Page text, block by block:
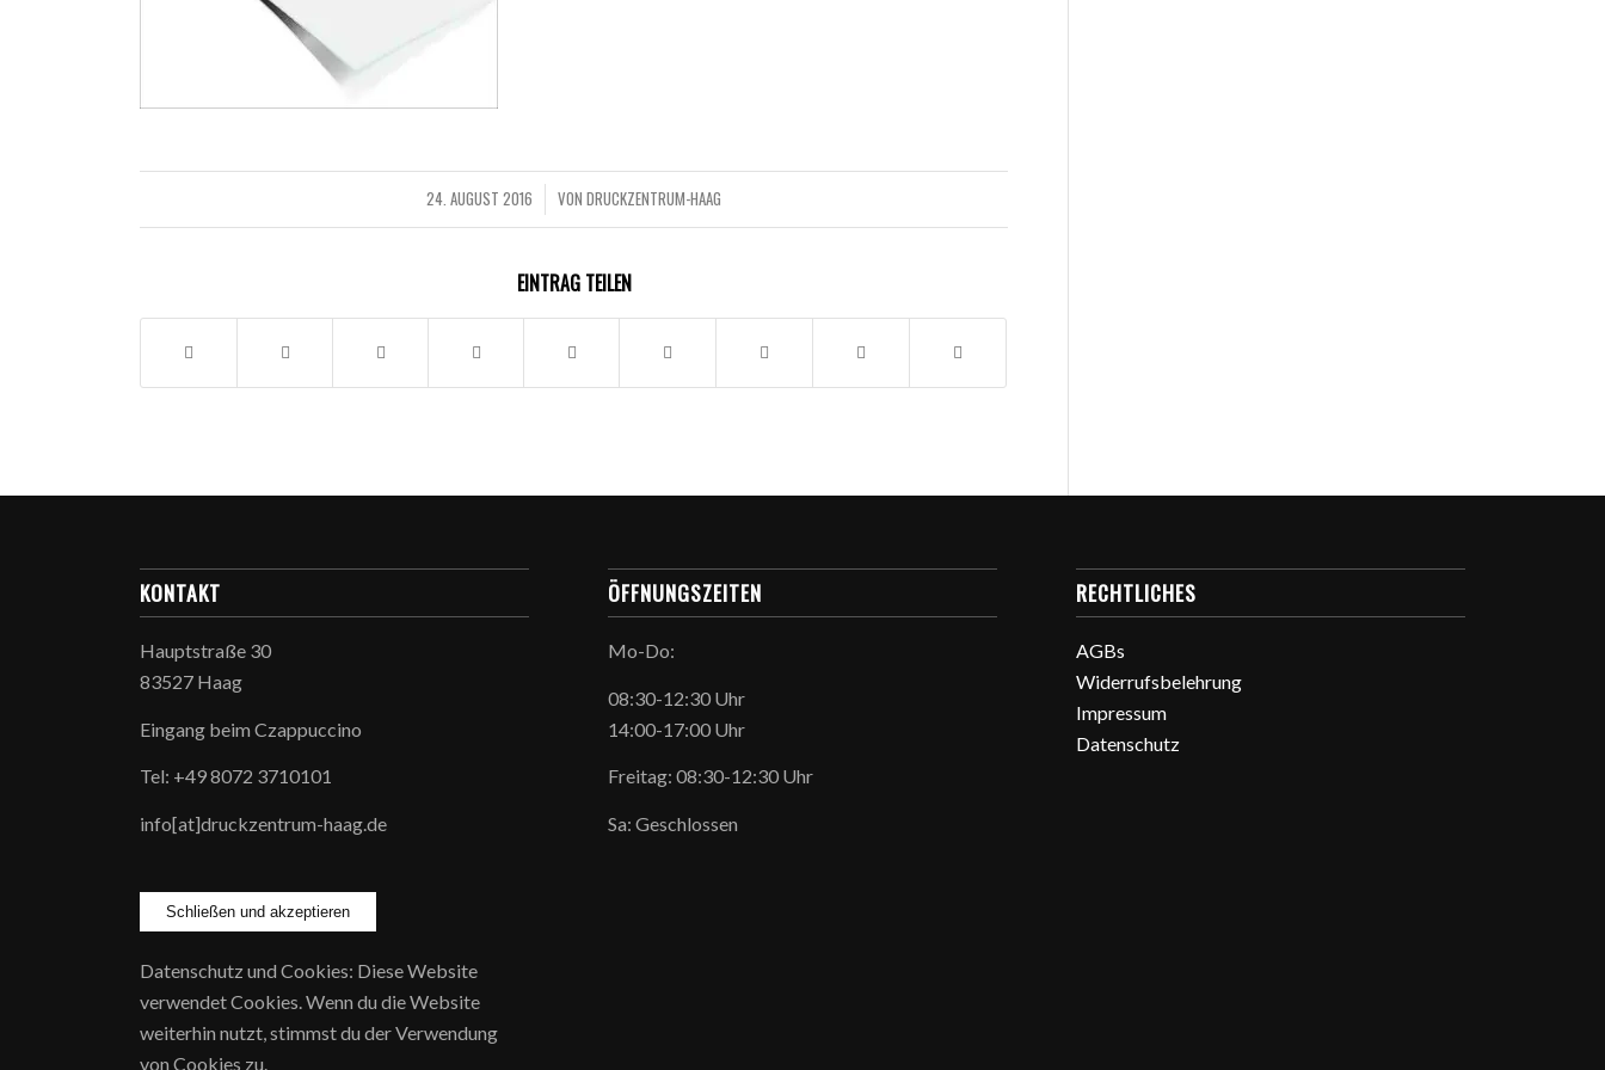
24. AUGUST 2016
/ VONDRUCKZENTRUM-HAAG
EINTRAG TEILEN
KONTAKT
Hauptstraße 30
83527 Haag
Eingang beim Czappuccino
Tel: +49 8072 3710101
info[at]druckzentrum-haag.de
Datenschutz und Cookies: Diese Website
verwendet Cookies. Wenn du die Website
weiterhin nutzt, stimmst du der Verwendung
von Cookies zu.
ÖFFNUNGSZEITEN
Mo-Do:
08:30-12:30 Uhr
14:00-17:00 Uhr
Freitag: 08:30-12:30 Uhr
Sa: Geschlossen
RECHTLICHES
AGBs
Widerrufsbelehrung
Impressum
Datenschutz